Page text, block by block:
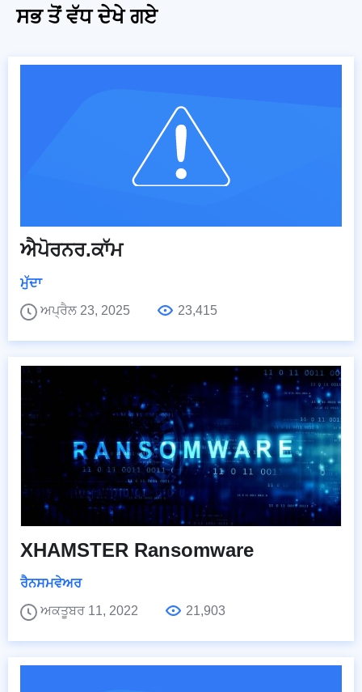
ਸਭ ਤੋਂ ਵੱਧ ਦੇਖੇ ਗਏ
ਐਪੋਰਨਰ.ਕਾੱਮ
ਮੁੱਦਾ
ਅਪ੍ਰੈਲ 23, 2025
23,415
XHAMSTER Ransomware
ਰੈਨਸਮਵੇਅਰ
ਅਕਤੂਬਰ 11, 2022
21,903